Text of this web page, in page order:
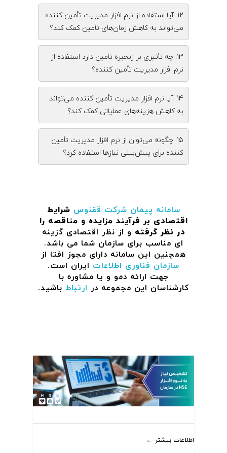
12. آیا استفاده از نرم‌ افزار مدیریت تأمین‌ کننده
می‌تواند به کاهش زمان‌های تأمین کمک کند؟
13. چه تأثیری بر زنجیره تأمین دارد استفاده از
نرم‌ افزار مدیریت تأمین‌ کننده؟
14. آیا نرم‌ افزار مدیریت تأمین‌ کننده می‌تواند
به کاهش هزینه‌های عملیاتی کمک کند؟
15. چگونه می‌توان از نرم‌ افزار مدیریت تأمین‌
کننده برای پیش‌بینی نیازها استفاده کرد؟
سامانه پیمان شرکت ققنوس شرایط
اقتصادی بر فرآیند مزایده و مناقصه را
در نظر گرفته و از نظر اقتصادی گزینه
ای مناسب برای سازمان شما می باشد.
همچنین این سامانه دارای مجوز افتا از
سازمان فناوری اطلاعات ایران است.
جهت ارائه دمو و یا مشاوره با
کارشناسان این مجموعه در ارتباط باشید.
اطلاعات بیشتر